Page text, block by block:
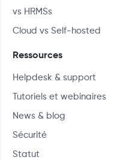
vs HRMSs
Cloud vs Self-hosted
Ressources
Helpdesk & support
Tutoriels et webinaires
News & blog
Sécurité
Statut